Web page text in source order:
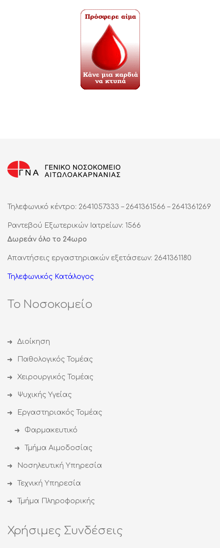
Τηλεφωνικό κέντρο: 2641057333 – 2641361566 – 2641361269
Ραντεβού Εξωτερικών Ιατρείων: 1566
Δωρεάν όλο το 24ωρο
Απαντήσεις εργαστηριακών εξετάσεων: 2641361180
Τηλεφωνικός Κατάλογος
Το Νοσοκομείο
Διοίκηση
Παθολογικός Τομέας
Χειρουργικός Τομέας
Ψυχικής Υγείας
Εργαστηριακός Τομέας
Φαρμακευτικό
Τμήμα Αιμοδοσίας
Νοσηλευτική Υπηρεσία
Τεχνική Υπηρεσία
Τμήμα Πληροφορικής
Χρήσιμες Συνδέσεις